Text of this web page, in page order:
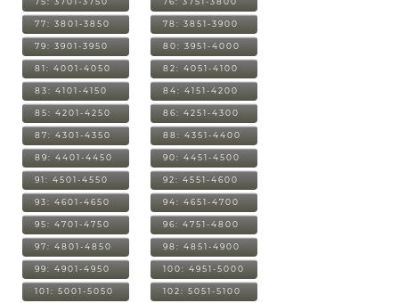
77: 3801-3850 78: 3851-3900
79: 3901-3950 80: 3951-4000
81: 4001-4050 82: 4051-4100
83: 4101-4150 84: 4151-4200
85: 4201-4250 86: 4251-4300
87: 4301-4350 88: 4351-4400
89: 4401-4450 90: 4451-4500
91: 4501-4550 92: 4551-4600
93: 4601-4650 94: 4651-4700
95: 4701-4750 96: 4751-4800
97: 4801-4850 98: 4851-4900
99: 4901-4950 100: 4951-5000
101: 5001-5050 102: 5051-5100